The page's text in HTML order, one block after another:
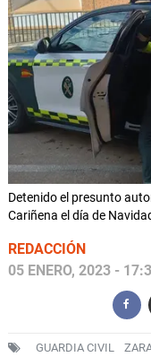
Detenido el presunto
Cariñena el día de
REDACCIÓN
05 ENERO, 2023 -
GUARDIA CIVIL